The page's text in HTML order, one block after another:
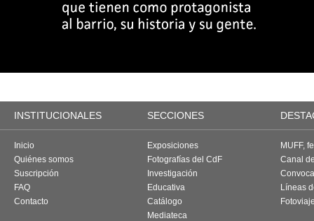
INSTITUCIONALES SECCIONES
Inicio
Quiénes somos
Suscripción
FAQ
Contacto
Exposiciones
Fotografías del CdF
Investigación
Educativa
Catálogo
Mediateca
MUFF,
Canal
Líneas